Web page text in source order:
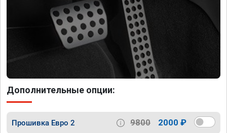
Дополнительные опции:
Прошивка Евро 2 9800 2000 ₽